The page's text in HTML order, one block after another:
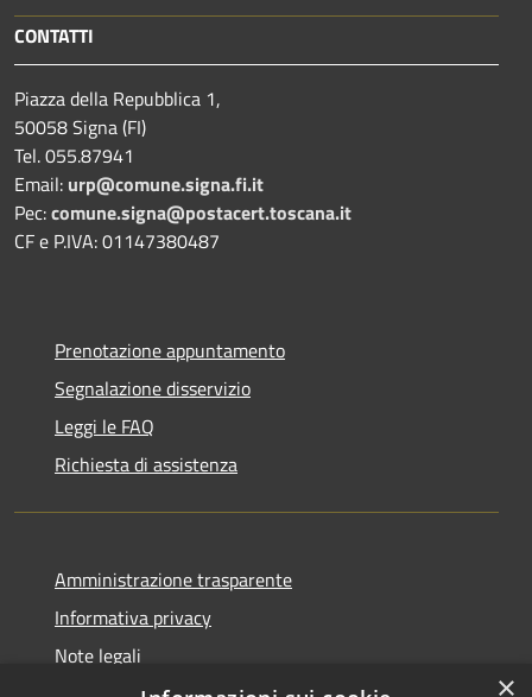
CONTATTI
Piazza della Repubblica 1,
50058 Signa (FI)
Tel. 055.87941
Email: urp@comune.signa.fi.it
Pec:comune.signa@postacert.toscana.it
CF e P.IVA: 01147380487
Prenotazione appuntamento
Segnalazione disservizio
Leggi le FAQ
Richiesta di assistenza
Amministrazione trasparente
Informativa privacy
Note legali
×